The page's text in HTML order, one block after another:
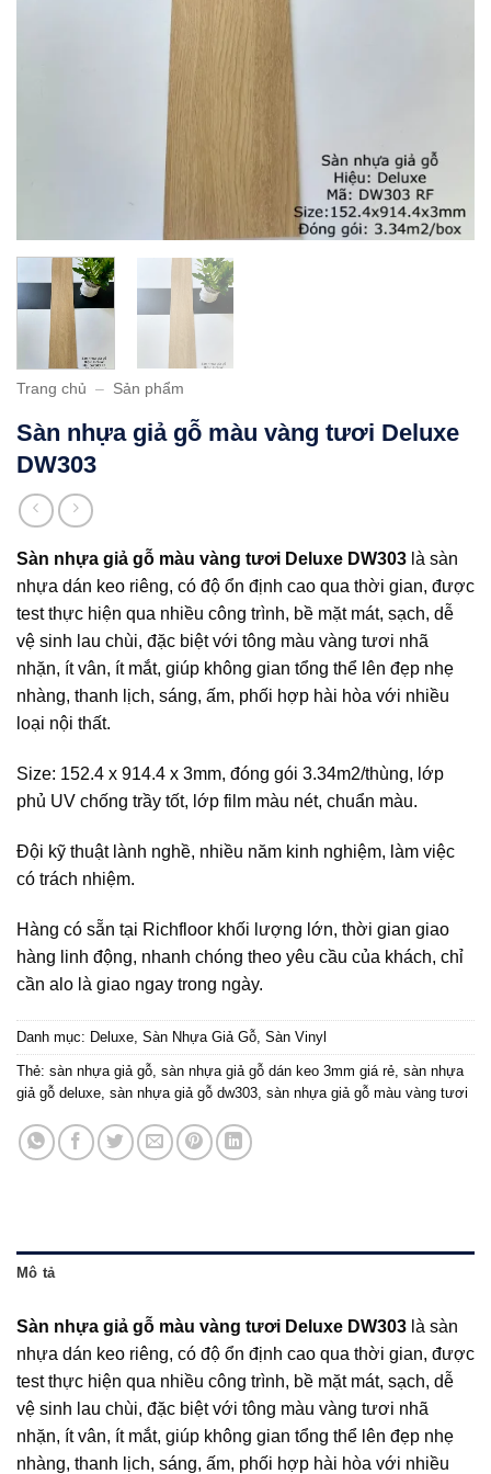
Trang chủ – Sản phẩm
Sàn nhựa giả gỗ màu vàng tươi Deluxe
DW303
Sàn nhựa giả gỗ màu vàng tươi Deluxe DW303 là sàn
nhựa dán keo riêng, có độ ổn định cao qua thời gian, được
test thực hiện qua nhiều công trình, bề mặt mát, sạch, dễ
vệ sinh lau chùi, đặc biệt với tông màu vàng tươi nhã
nhặn, ít vân, ít mắt, giúp không gian tổng thể lên đẹp nhẹ
nhàng, thanh lịch, sáng, ấm, phối hợp hài hòa với nhiều
loại nội thất.
Size: 152.4 x 914.4 x 3mm, đóng gói 3.34m2/thùng, lớp
phủ UV chống trầy tốt, lớp film màu nét, chuẩn màu.
Đội kỹ thuật lành nghề, nhiều năm kinh nghiệm, làm việc
có trách nhiệm.
Hàng có sẵn tại Richfloor khối lượng lớn, thời gian giao
hàng linh động, nhanh chóng theo yêu cầu của khách, chỉ
cần alo là giao ngay trong ngày.
Danh mục: Deluxe, Sàn Nhựa Giả Gỗ, Sàn Vinyl
Thẻ: sàn nhựa giả gỗ, sàn nhựa giả gỗ dán keo 3mm giá rẻ, sàn nhựa
giả gỗ deluxe, sàn nhựa giả gỗ dw303, sàn nhựa giả gỗ màu vàng tươi
Mô tả
Sàn nhựa giả gỗ màu vàng tươi Deluxe DW303 là sàn
nhựa dán keo riêng, có độ ổn định cao qua thời gian, được
test thực hiện qua nhiều công trình, bề mặt mát, sạch, dễ
vệ sinh lau chùi, đặc biệt với tông màu vàng tươi nhã
nhặn, ít vân, ít mắt, giúp không gian tổng thể lên đẹp nhẹ
nhàng, thanh lịch, sáng, ấm, phối hợp hài hòa với nhiều